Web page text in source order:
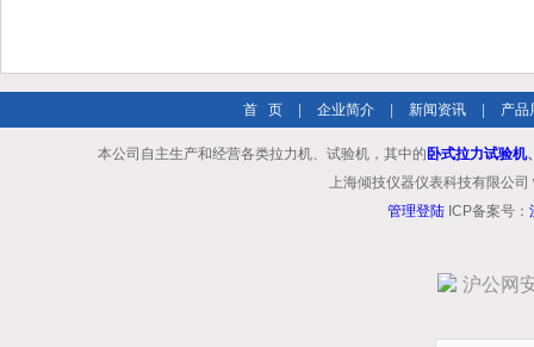
首 页 企业简介 新闻资讯 产品
本公司自主生产和经营各类拉力机、试验机，其中的 卧式拉力试验机
上海倾技仪器仪表科技有限公
管理登陆 ICP备案号：
沪公网